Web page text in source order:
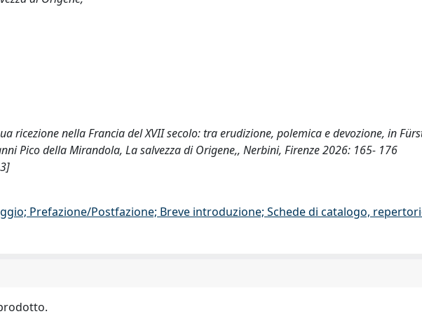
ricezione nella Francia del XVII secolo: tra erudizione, polemica e devozione, in
Pico della Mirandola, La salvezza di Origene,, Nerbini, Firenze 2026: 165- 176
Prefazione/Postfazione; Breve introduzione; Schede di catalogo,